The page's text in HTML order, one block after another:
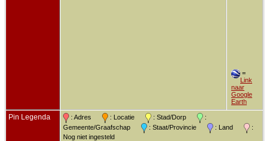
=
Link
naar
Google
Earth
Pin Legenda : Adres : Locatie : Stad/Dorp
:
Gemeente/Graafschap
: Staat/Provincie : Land
:
Nog niet ingesteld